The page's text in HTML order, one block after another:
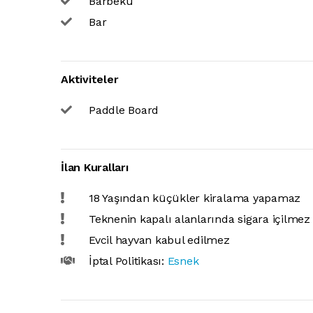
Bar
Aktiviteler
Paddle Board
İlan Kuralları
18 Yaşından küçükler kiralama yapamaz
Teknenin kapalı alanlarında sigara içilmez
Evcil hayvan kabul edilmez
İptal Politikası: Esnek